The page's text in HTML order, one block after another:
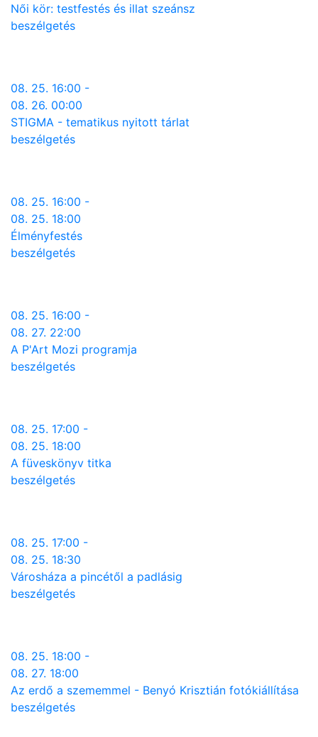
Női kör: testfestés és illat szeánsz
beszélgetés
08. 25. 16:00 -
08. 26. 00:00
STIGMA - tematikus nyitott tárlat
beszélgetés
08. 25. 16:00 -
08. 25. 18:00
Élményfestés
beszélgetés
08. 25. 16:00 -
08. 27. 22:00
A P'Art Mozi programja
beszélgetés
08. 25. 17:00 -
08. 25. 18:00
A füveskönyv titka
beszélgetés
08. 25. 17:00 -
08. 25. 18:30
Városháza a pincétől a padlásig
beszélgetés
08. 25. 18:00 -
08. 27. 18:00
Az erdő a szememmel - Benyó Krisztián fotókiállítása
beszélgetés